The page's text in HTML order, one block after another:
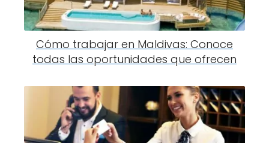
Cómo trabajar en Maldivas: Conoce
todas las oportunidades que ofrecen